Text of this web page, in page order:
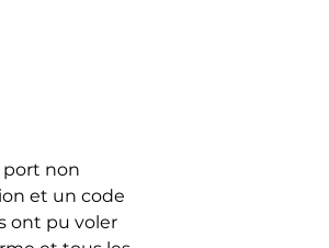
port non
et un code
ont pu voler